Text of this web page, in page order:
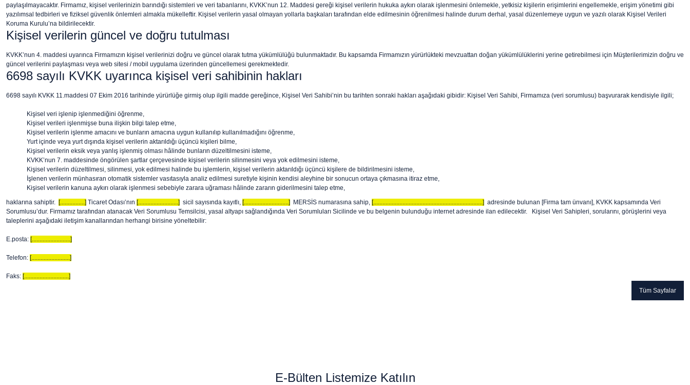
paylaşılmayacaktır. Firmamız, kişisel verilerinizin barındığı sistemleri ve veri tabanlarını, KVKK’nun 12. Maddesi gereği kişisel verilerin hukuka aykırı olarak işlenmesini önlemekle, yetkisiz kişilerin erişimlerini engellemekle, erişim yönetimi gibi
yazılımsal tedbirleri ve fiziksel güvenlik önlemleri almakla mükelleftir. Kişisel verilerin yasal olmayan yollarla başkaları tarafından elde edilmesinin öğrenilmesi halinde durum derhal, yasal düzenlemeye uygun ve yazılı olarak Kişisel Verileri
Koruma Kurulu’na bildirilecektir.
Kişisel verilerin güncel ve doğru tutulması
KVKK’nun 4. maddesi uyarınca Firmamızın kişisel verilerinizi doğru ve güncel olarak tutma yükümlülüğü bulunmaktadır. Bu kapsamda Firmamızın yürürlükteki mevzuattan doğan yükümlülüklerini yerine getirebilmesi için Müşterilerimizin doğru ve
güncel verilerini paylaşması veya web sitesi / mobil uygulama üzerinden güncellemesi gerekmektedir.
6698 sayılı KVKK uyarınca kişisel veri sahibinin hakları
6698 sayılı KVKK 11.maddesi 07 Ekim 2016 tarihinde yürürlüğe girmiş olup ilgili madde gereğince, Kişisel Veri Sahibi’nin bu tarihten sonraki hakları aşağıdaki gibidir: Kişisel Veri Sahibi, Firmamıza (veri sorumlusu) başvurarak kendisiyle ilgili;
Kişisel veri işlenip işlenmediğini öğrenme,
Kişisel verileri işlenmişse buna ilişkin bilgi talep etme,
Kişisel verilerin işlenme amacını ve bunların amacına uygun kullanılıp kullanılmadığını öğrenme,
Yurt içinde veya yurt dışında kişisel verilerin aktarıldığı üçüncü kişileri bilme,
Kişisel verilerin eksik veya yanlış işlenmiş olması hâlinde bunların düzeltilmesini isteme,
KVKK’nun 7. maddesinde öngörülen şartlar çerçevesinde kişisel verilerin silinmesini veya yok edilmesini isteme,
Kişisel verilerin düzeltilmesi, silinmesi, yok edilmesi halinde bu işlemlerin, kişisel verilerin aktarıldığı üçüncü kişilere de bildirilmesini isteme,
İşlenen verilerin münhasıran otomatik sistemler vasıtasıyla analiz edilmesi suretiyle kişinin kendisi aleyhine bir sonucun ortaya çıkmasına itiraz etme,
Kişisel verilerin kanuna aykırı olarak işlenmesi sebebiyle zarara uğraması hâlinde zararın giderilmesini talep etme,
haklarına sahiptir. [................] Ticaret Odası’nın [..........................] sicil sayısında kayıtlı, [.............................] MERSİS numarasına sahip, [.......................................................................] adresinde bulunan [Firma tam ünvanı], KVKK kapsamında Veri
Sorumlusu’dur. Firmamız tarafından atanacak Veri Sorumlusu Temsilcisi, yasal altyapı sağlandığında Veri Sorumluları Sicilinde ve bu belgenin bulunduğu internet adresinde ilan edilecektir. Kişisel Veri Sahipleri, sorularını, görüşlerini veya
taleplerini aşağıdaki iletişim kanallarından herhangi birisine yöneltebilir:
E.posta: [.........................]
Telefon: [.........................]
Faks: [.............................]
Tüm Sayfalar
E-Bülten Listemize Katılın